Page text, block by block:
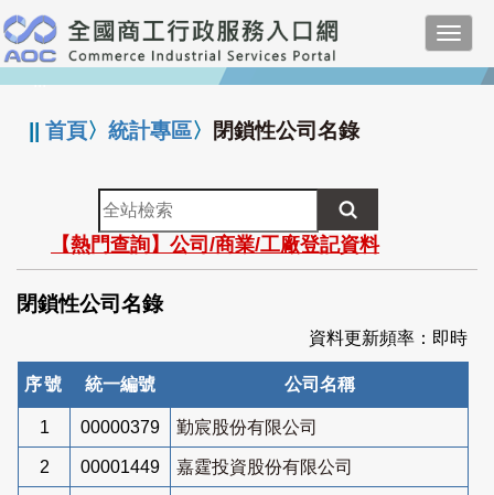
跳
到
主
要
:::
||首頁〉統計專區〉 閉鎖性公司名錄
全
站
檢
索
【熱門查詢】公司/商業/工廠登記資料
閉鎖性公司名錄
資料更新頻率：即時
序號 統一編號 公司名稱
1 00000379 勤宸股份有限公司
2 00001449 嘉霆投資股份有限公司